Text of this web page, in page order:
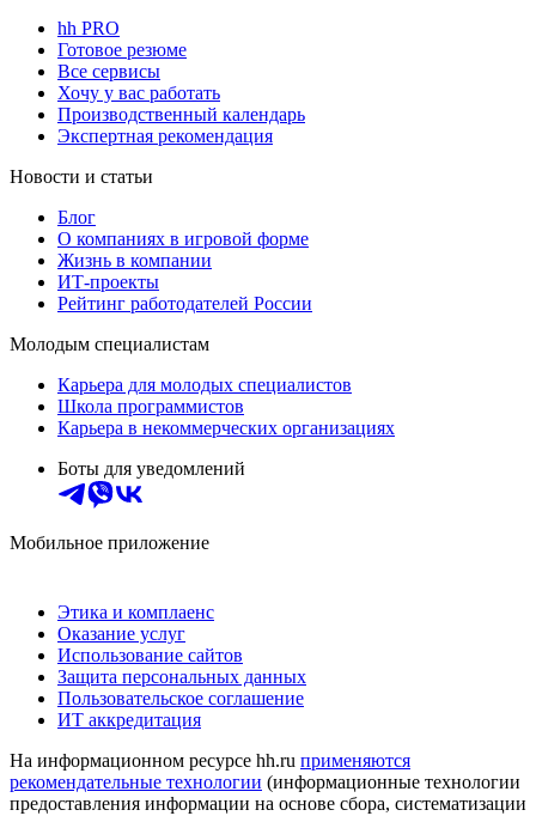
hh PRO
Готовое резюме
Все сервисы
Хочу у вас работать
Производственный календарь
Экспертная рекомендация
Новости и статьи
Блог
О компаниях в игровой форме
Жизнь в компании
ИТ-проекты
Рейтинг работодателей России
Молодым специалистам
Карьера для молодых специалистов
Школа программистов
Карьера в некоммерческих организациях
Боты для уведомлений
Мобильное приложение
Этика и комплаенс
Оказание услуг
Использование сайтов
Защита персональных данных
Пользовательское соглашение
ИТ аккредитация
На информационном ресурсе hh.ru применяются
рекомендательные технологии (информационные технологии
предоставления информации на основе сбора, систематизации